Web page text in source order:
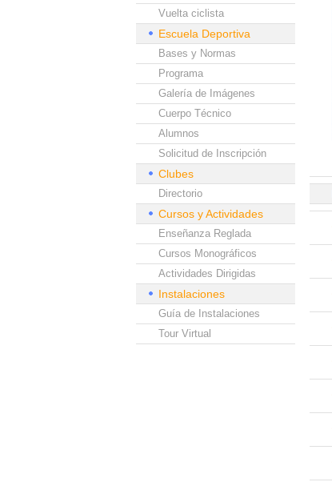
Vuelta ciclista
Escuela Deportiva
Bases y Normas
Programa
Galería de Imágenes
Cuerpo Técnico
Alumnos
Solicitud de Inscripción
Clubes
Directorio
Cursos y Actividades
Enseñanza Reglada
Cursos Monográficos
Actividades Dirigidas
Instalaciones
Guía de Instalaciones
Tour Virtual